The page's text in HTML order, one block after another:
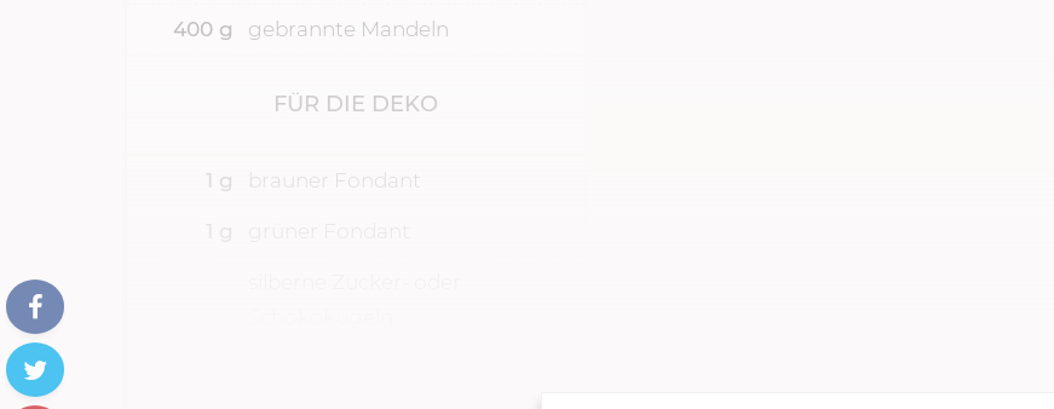
400 g gebrannte Mandeln
FÜR DIE DEKO
1 g brauner Fondant